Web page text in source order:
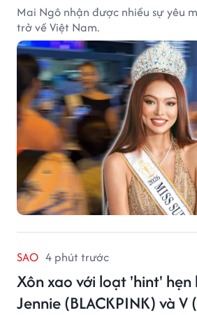
Mai Ngô nhận được nhiều sự yêu
trở về Việt Nam.
SAO 4 phút trước
Xôn xao với loạt 'hint'
Jennie (BLACKPINK) và V